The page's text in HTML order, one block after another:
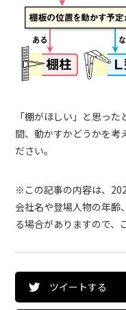
「棚がほしい」と思っ
間、動かすかどうかを考
ださい。
※この記事の内容は、
会社名や登場人物の年齢
る場合がありますので、
ツイートする